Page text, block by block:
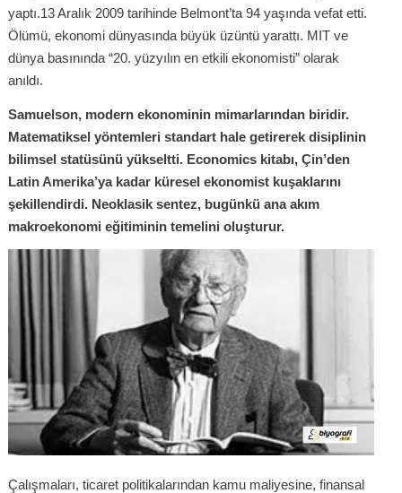
yaptı.13 Aralık 2009 tarihinde Belmont’ta 94 yaşında vefat etti.
Ölümü, ekonomi dünyasında büyük üzüntü yarattı. MIT ve
dünya basınında “20. yüzyılın en etkili ekonomisti” olarak
anıldı.
Samuelson, modern ekonominin mimarlarından biridir.
Matematiksel yöntemleri standart hale getirerek disiplinin
bilimsel statüsünü yükseltti. Economics kitabı, Çin’den
Latin Amerika’ya kadar küresel ekonomist kuşaklarını
şekillendirdi. Neoklasik sentez, bugünkü ana akım
makroekonomi eğitiminin temelini oluşturur.
Çalışmaları, ticaret politikalarından kamu maliyesine, finansal